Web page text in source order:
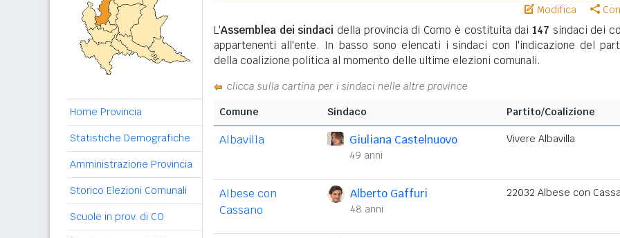
Home Provincia
Statistiche Demografiche
Amministrazione Provincia
Storico Elezioni Comunali
Scuole in prov. di CO
Modifica
L'Assemblea dei sindaci della provincia di Como è costituita dai 147 sindaci dei
appartenenti all'ente. In basso sono elencati i sindaci con l'indicazione del
della coalizione politica al momento delle ultime elezioni comunali.
clicca sulla cartina per i sindaci nelle altre province
Comune Sindaco Partito/Coalizione
Albavilla Giuliana Castelnuovo
49 anni
Vivere Albavilla
Albese con
Cassano
Alberto Gaffuri
48 anni
22032 Albese con